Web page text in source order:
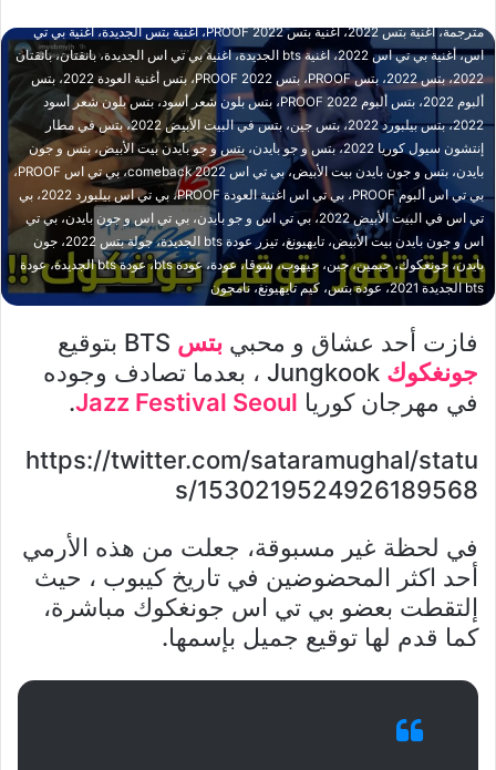
مترجمة، أغنية بتس 2022، أغنية بتس PROOF 2022، أغنية بتس الجديدة، أغنية بي تي
اس، أغنية بي تي اس 2022، اغنية bts الجديدة، اغنية بي تي اس الجديدة، بانقتان، بانقتان
2022، بتس 2022، بتس PROOF، بتس PROOF 2022، بتس أغنية العودة 2022، بتس
ألبوم 2022، بتس ألبوم PROOF 2022، بتس بلون شعر أسود، بتس بلون شعر أسود
2022، بتس بيلبورد 2022، بتس جين، بتس في البيت الأبيض 2022، بتس في مطار
إنتشون سيول كوريا 2022، بتس و جو بايدن، بتس و جو بايدن بيت الأبيض، بتس و جون
بايدن، بتس و جون بايدن بيت الأبيض، بي تي اس comeback 2022، بي تي اس PROOF،
بي تي اس ألبوم PROOF، بي تي اس اغنية العودة PROOF، بي تي اس بيلبورد 2022، بي
تي اس في البيت الأبيض 2022، بي تي اس و جو بايدن، بي تي اس و جون بايدن، بي تي
اس و جون بايدن بيت الأبيض، تايهيونغ، تيزر عودة bts الجديدة، جولة بتس 2022، جون
بايدن، جونغكوك، جيمين، جين، جيهوب، شوقا، عودة، عودة bts، عودة bts الجديدة، عودة
bts الجديدة 2021، عودة بتس، كيم تايهيونغ، نامجون
فازت أحد عشاق و محبي بتس
جونغكوك
Jungkook ، بعدما تصادف وجوده
في مهرجان كوريا Jazz Festival Seoul
.
https://twitter.com/sataramughal/statu
s/1530219524926189568
في لحظة غير مسبوقة، جعلت من هذه الأرمي
أحد اكثر المحضوضين في تاريخ كيبوب ، حيث
إلتقطت بعضو بي تي اس جونغكوك مباشرة،
كما قدم لها توقيع جميل بإسمها.